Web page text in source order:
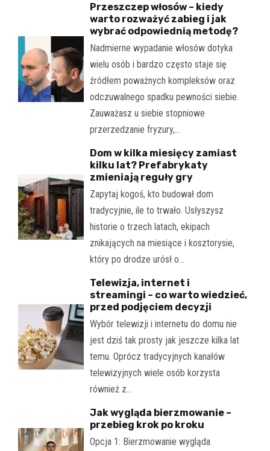
Przeszczep włosów – kiedy
warto rozważyć zabieg i jak
wybrać odpowiednią metodę?
Nadmierne wypadanie włosów dotyka
wielu osób i bardzo często staje się
źródłem poważnych kompleksów oraz
odczuwalnego spadku pewności siebie.
Zauważasz u siebie stopniowe
przerzedzanie fryzury,…
Dom w kilka miesięcy zamiast
kilku lat? Prefabrykaty
zmieniają reguły gry
Zapytaj kogoś, kto budował dom
tradycyjnie, ile to trwało. Usłyszysz
historie o trzech latach, ekipach
znikających na miesiące i kosztorysie,
który po drodze urósł o…
Telewizja, internet i
streamingi – co warto wiedzieć,
przed podjęciem decyzji
Wybór telewizji i internetu do domu nie
jest dziś tak prosty jak jeszcze kilka lat
temu. Oprócz tradycyjnych kanałów
telewizyjnych wiele osób korzysta
również z…
Jak wygląda bierzmowanie –
przebieg krok po kroku
Opcja 1: Bierzmowanie wygląda